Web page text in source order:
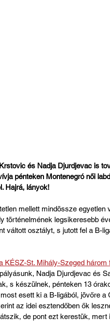
és Nadja Djurdjevac is
pénteken Montenegró női
Hajrá, lányok!
mellett mindössze
történelmének legsikeresebb
váltott osztályt, s jutott fel a B-
KÉSZ-St. Mihály-Szeged három
Nadja Djurdjevac és
s készülnek, pénteken 13
esett ki a B-ligából, jövőre
az idei esztendőben ők
de pont ezt kerestük,